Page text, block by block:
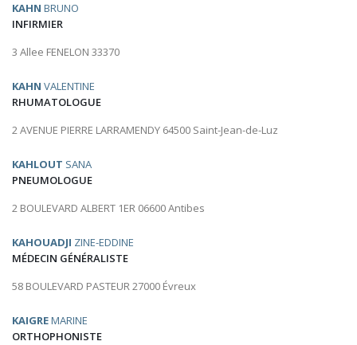
KAHN BRUNO
INFIRMIER
3 Allee FENELON 33370
KAHN VALENTINE
RHUMATOLOGUE
2 AVENUE PIERRE LARRAMENDY 64500 Saint-Jean-de-Luz
KAHLOUT SANA
PNEUMOLOGUE
2 BOULEVARD ALBERT 1ER 06600 Antibes
KAHOUADJI ZINE-EDDINE
MÉDECIN GÉNÉRALISTE
58 BOULEVARD PASTEUR 27000 Évreux
KAIGREMARINE
ORTHOPHONISTE